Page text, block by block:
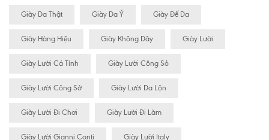
Giày Da Thật Giày Da Ý Giày Đế Da
Giày Hàng Hiệu Giày Không Dây Giày Lười
Giày Lười Cá Tính Giày Lười Công Sỏ
Giày Lười Công Sở Giày Lười Da Lộn
Giày Lười Đi Chơi Giày Lười Đi Làm
Giày Lười Gianni Conti Giày Lười Italy